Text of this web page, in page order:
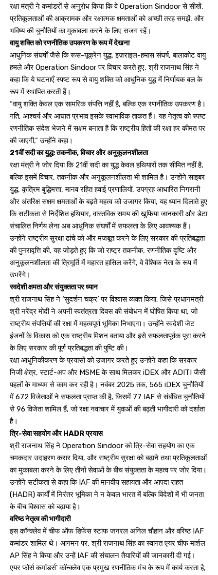
रक्षा मंत्री ने कमांडरों से अनुरोध किया कि वे Operation Sindoor से सीखें,
प्रतिकूलताओं की आक्रामक और रक्षात्मक क्षमताओं को अच्छी तरह समझें, और
भविष्य की चुनौतियों का मुकाबला करने के लिए सजग रहें।
वायु शक्ति को रणनीतिक उपकरण के रूप में देखना
आधुनिक संघर्षों जैसे कि रूस-यूक्रेन युद्ध, इज़राइल-हमास संघर्ष, बालाकोट वायु
हमले और Operation Sindoor पर विचार करते हुए, श्री राजनाथ सिंह ने
कहा कि ये घटनाएँ स्पष्ट रूप से वायु शक्ति को आधुनिक युद्ध में निर्णायक बल के
रूप में स्थापित करती हैं।
“वायु शक्ति केवल एक सामरिक संपत्ति नहीं है, बल्कि एक रणनीतिक उपकरण है।
गति, आश्चर्य और आघात प्रभाव इसके स्वाभाविक ताकत हैं। यह नेतृत्व को स्पष्ट
रणनीतिक संदेश भेजने में सक्षम बनाता है कि राष्ट्रीय हितों की रक्षा हर कीमत पर
की जाएगी,” उन्होंने कहा।
21वीं सदी का युद्ध: तकनीक, विचार और अनुकूलनशीलता
रक्षा मंत्री ने जोर दिया कि 21वीं सदी का युद्ध केवल हथियारों तक सीमित नहीं है,
बल्कि इसमें विचार, तकनीक और अनुकूलनशीलता भी शामिल है। उन्होंने साइबर
युद्ध, कृत्रिम बुद्धिमत्ता, मानव रहित हवाई प्रणालियों, उपग्रह आधारित निगरानी
और अंतरिक्ष सक्षम क्षमताओं के बढ़ते महत्व को उजागर किया, यह ध्यान दिलाते हुए
कि सटीकता से निर्देशित हथियार, वास्तविक समय की खुफिया जानकारी और डेटा
संचालित निर्णय लेना अब आधुनिक संघर्षों में सफलता के लिए आवश्यक हैं।
उन्होंने राष्ट्रीय सुरक्षा ढांचे को और मजबूत करने के लिए सरकार की प्रतिबद्धता
की पुनरावृत्ति की, यह जोड़ते हुए कि जो राष्ट्र तकनीक, रणनीतिक दृष्टि और
अनुकूलनशीलता की त्रिमूर्ति में महारत हासिल करेंगे, वे वैश्विक नेता के रूप में
उभरेंगे।
स्वदेशी क्षमता और संयुक्तता पर ध्यान
श्री राजनाथ सिंह ने ‘सुदर्शन चक्र’ पर विश्वास व्यक्त किया, जिसे प्रधानमंत्री
श्री नरेंद्र मोदी ने अपनी स्वतंत्रता दिवस की संबोधन में घोषित किया था, जो
राष्ट्रीय संपत्तियों की रक्षा में महत्वपूर्ण भूमिका निभाएगा। उन्होंने स्वदेशी जेट
इंजनों के विकास को एक राष्ट्रीय मिशन बताया और इसे सफलतापूर्वक पूरा करने
के लिए सरकार की पूर्ण प्रतिबद्धता की पुष्टि की।
रक्षा आधुनिकीकरण के प्रयासों को उजागर करते हुए उन्होंने कहा कि सरकार
निजी क्षेत्र, स्टार्ट-अप और MSME के साथ मिलकर iDEX और ADITI जैसी
पहलों के माध्यम से काम कर रही है। नवंबर 2025 तक, 565 iDEX चुनौतियों
में 672 विजेताओं ने सफलता प्राप्त की है, जिसमें 77 IAF से संबंधित चुनौतियों
से 96 विजेता शामिल हैं, जो रक्षा नवाचार में युवाओं की बढ़ती भागीदारी को दर्शाता
है।
त्रि-सेवा सहयोग और HADR प्रयास
श्री राजनाथ सिंह ने Operation Sindoor को त्रि-सेवा सहयोग का एक
चमकदार उदाहरण करार दिया, और राष्ट्रीय सुरक्षा को बढ़ाने तथा प्रतिकूलताओं
का मुकाबला करने के लिए तीनों सेवाओं के बीच संयुक्तता के महत्व पर जोर दिया।
उन्होंने सटीकता से कहा कि IAF की मानवीय सहायता और आपदा राहत
(HADR) कार्यों में निरंतर भूमिका ने न केवल भारत में बल्कि विदेशों में भी जनता
के बीच विश्वास को बढ़ाया है।
वरिष्ठ नेतृत्व की भागीदारी
इस कॉन्क्लेव में चीफ ऑफ डिफेंस स्टाफ जनरल अनिल चौहान और वरिष्ठ IAF
कमांडर शामिल थे। आगमन पर, श्री राजनाथ सिंह का स्वागत एयर चीफ मार्शल
AP सिंह ने किया और उन्हें IAF की संचालन तैयारियों की जानकारी दी गई।
एयर फोर्स कमांडर्स’ कॉन्क्लेव एक प्रमुख रणनीतिक मंच के रूप में कार्य करता है,